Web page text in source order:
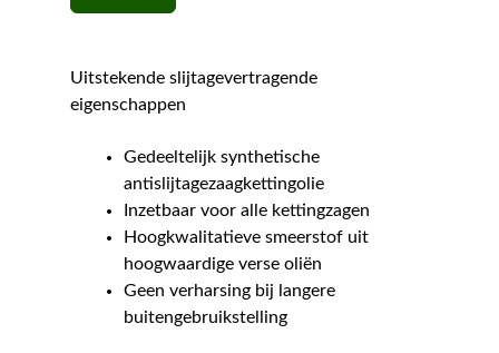
Uitstekende slijtagevertragende
eigenschappen
Gedeeltelijk synthetische
antislijtagezaagkettingolie
Inzetbaar voor alle kettingzagen
Hoogkwalitatieve smeerstof uit
hoogwaardige verse oliën
Geen verharsing bij langere
buitengebruikstelling